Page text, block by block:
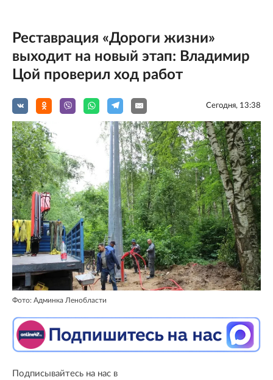
Реставрация «Дороги жизни»
выходит на новый этап: Владимир
Цой проверил ход работ
Сегодня, 13:38
Фото: Админка Ленобласти
Подписывайтесь на нас в